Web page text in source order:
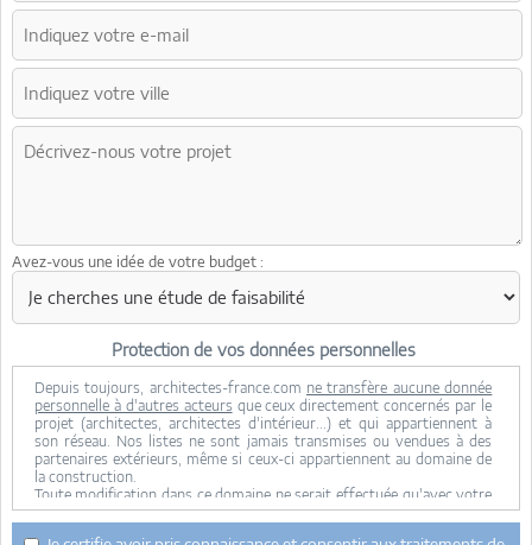
Avez-vous une idée de votre budget :
Protection de vos données personnelles
Depuis toujours, architectes-france.com ne transfère aucune donnée
personnelle à d'autres acteurs que ceux directement concernés par le
projet (architectes, architectes d'intérieur...) et qui appartiennent à
son réseau. Nos listes ne sont jamais transmises ou vendues à des
partenaires extérieurs, même si ceux-ci appartiennent au domaine de
la construction.
Toute modification dans ce domaine ne serait effectuée qu'avec votre
consentement.
Je consens à ce que mes données personnelles soient collectées pour